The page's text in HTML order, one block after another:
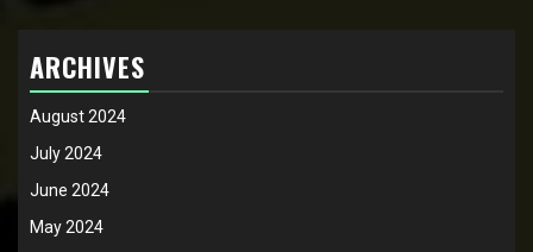
ARCHIVES
August 2024
July 2024
June 2024
May 2024